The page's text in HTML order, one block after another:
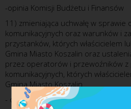
-opinia Komisji Budżetu i Finansów
11) zmieniająca uchwałę w
komunikacyjnych oraz warunków i
przystanków, których właścicielem
Gmina Miasto Koszalin oraz
przez operatorów i przewoźników z
komunikacyjnych, których
Gmina Miasto Koszalin
- opinia Komisji Gospodarki